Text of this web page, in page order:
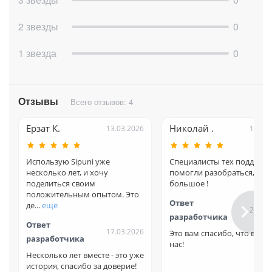
https://sipuni.com/price/
2 звезды
0
1 звезда
0
Отзывы Всего отзывов: 4
Ерзат К. 13.03.2026
Использую Sipuni уже
несколько лет, и хочу
поделиться своим
положительным опытом. Это
де...ещё
Ответ
разработчика
17.03.2026
Несколько лет вместе - это уже
история, спасибо за доверие!
Николай .
Специалисты тех
помогли разобраться,
большое !
Ответ
разработчика
Это вам спасибо, что
нас!